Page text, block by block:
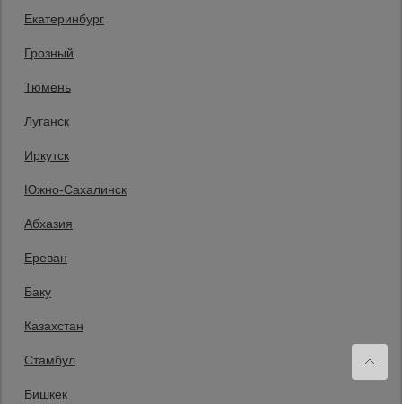
Екатеринбург
Грозный
Тюмень
Луганск
Иркутск
Южно-Сахалинск
Абхазия
Ереван
Баку
Казахстан
Стамбул
Бишкек
+7 (812) 209-69-00
Заказать звонок
Пн-Пт: с 9:00 до 18:00
Принимаем к оплате
Все права защищены и охраняются законом. © 2008-2026 ООО
«Промышленник» Продажа строительных конструкций и другого
данных и пользовательского соглашения каждый раз, когда оставляете
свои данные в любой форме обратной связи на сайте prom23.ru и его
Сайт применяет рекомендательные технологии.